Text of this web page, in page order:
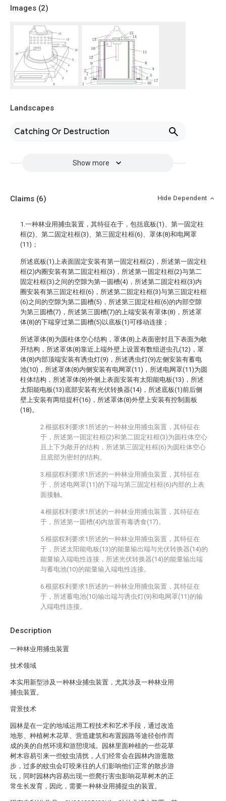
Images (2)
Landscapes
Catching Or Destruction
Show more
Description
一种林业用捕虫装置
技术领域
本实用新型涉及一种林业捕虫装置，尤其涉及一种林业用
捕虫装置。
背景技术
园林是在一定的地域运用工程技术和艺术手段，通过改造
地形、种植树木花草、营造建筑和布置园路等途径创作而
成的美的自然环境和游憩境域。园林里面种植的一些花草
树木容易引来一些蚊虫清扰，人们经常会在园林内游逛散
步，过多的蚊虫会叮咬来往的人们影响他们正常的散步游
玩，同时园林内容易出现一些爬行害虫影响花草树木的正
常生长发育，因此，需要一种林业用捕捉虫的装置。
Claims (6) Hide Dependent
1.一种林业用捕虫装置，其特征在于，包括底板(1)、第一固定柱
框(2)、第二固定柱框(3)、第三固定柱框(6)、罩体(8)和电网罩
(11)；
所述底板(1)上表面固定安装有第一固定柱框(2)，所述第一固定柱
框(2)内圈安装有第二固定柱框(3)，所述第一固定柱框(2)与第二
固定柱框(3)之间的空隙为第一圆槽(4)，所述第二固定柱框(3)内
圈安装有第三固定柱框(6)，所述第二固定柱框(3)与第三固定柱框
(6)之间的空隙为第二圆槽(5)，所述第三固定柱框(6)的内部空隙
为第三圆槽(7)，所述第三圆槽(7)的上端安装有罩体(8)，所述罩
体(8)的下端穿过第二圆槽(5)以底板(1)可移动连接；
所述罩体(8)为圆柱体空心结构，罩体(8)上表面密封且下表面为敞
开结构，所述罩体(8)靠近上端外壁上设置有数组进虫孔(12)，罩
体(8)内部顶端安装有诱虫灯(9)，所述诱虫灯(9)左侧安装有蓄电
池(10)，所述罩体(8)内侧安装有电网罩(11)，所述电网罩(11)为圆
柱体结构，所述罩体(8)外侧上表面安装有太阳能电板(13)，所述
太阳能电板(13)底部安装有光伏转换器(14)，所述底板(1)前后侧
壁上安装有两组提杆(16)，所述罩体(8)外壁上安装有控制面板
(18)。
2.根据权利要求1所述的一种林业用捕虫装置，其特征在
于，所述第一固定柱框(2)和第二固定柱框(3)为圆柱体空心
且上下为敞开的结构，所述第三固定柱框(6)为圆柱体空心
且底部为密封的结构。
3.根据权利要求1所述的一种林业用捕虫装置，其特征在
于，所述电网罩(11)的下端与第三固定柱框(6)内部的上表
面接触。
4.根据权利要求1所述的一种林业用捕虫装置，其特征在
于，所述第一圆槽(4)内放置有毒诱食(17)。
5.根据权利要求1所述的一种林业用捕虫装置，其特征在
于，所述太阳能电板(13)的能量输出端与光伏转换器(14)的
能量输入端电性连接，所述光伏转换器(14)的能量输出端
与蓄电池(10)的能量输入端电性连接。
6.根据权利要求1所述的一种林业用捕虫装置，其特征在
于，所述蓄电池(10)输出端与诱虫灯(9)和电网罩(11)的输
入端电性连接。